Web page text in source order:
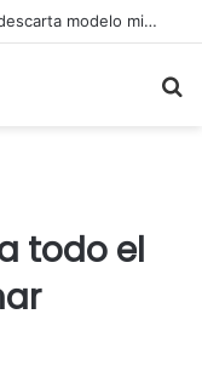
Layda Sansores anuncia acciones para fortalecer sectores en Campeche
todo el